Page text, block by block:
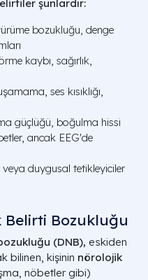
şunlardır:
bozukluğu, denge
kaybı, sağırlık,
ses kısıklığı,
güçlüğü, boğulma hissi
ancak EEG'de
veya duygusal tetikleyiciler
Belirti Bozukluğu
(DNB), eskiden
bilinen, kişinin nörolojik
nöbetler gibi)